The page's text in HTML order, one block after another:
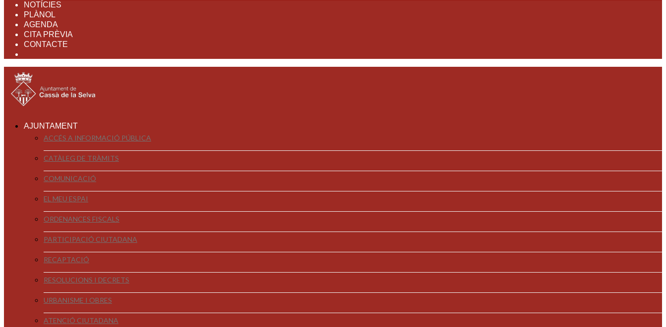
NOTÍCIES
PLÀNOL
AGENDA
CITA PRÈVIA
CONTACTE
AJUNTAMENT
ACCÉS A INFORMACIÓ PÚBLICA
CATÀLEG DE TRÀMITS
COMUNICACIÓ
EL MEU ESPAI
ORDENANCES FISCALS
PARTICIPACIÓ CIUTADANA
RECAPTACIÓ
RESOLUCIONS I DECRETS
URBANISME I OBRES
ATENCIÓ CIUTADANA